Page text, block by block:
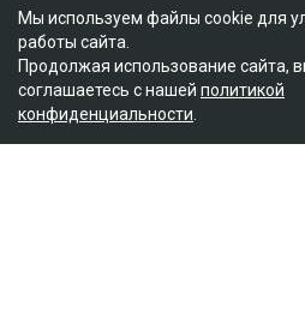
Редакция
О проекте
Правила сайта
Мы используем файлы cookie для
работы сайта.
Продолжая использование сайта,
соглашаетесь с нашей политикой
конфиденциальности